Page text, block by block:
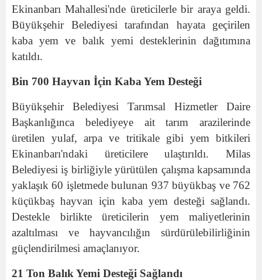
Ekinanbarı Mahallesi'nde üreticilerle bir araya geldi.
Büyükşehir Belediyesi tarafından hayata geçirilen
kaba yem ve balık yemi desteklerinin dağıtımına
katıldı.
Bin 700 Hayvan İçin Kaba Yem Desteği
Büyükşehir Belediyesi Tarımsal Hizmetler Daire
Başkanlığınca belediyeye ait tarım arazilerinde
üretilen yulaf, arpa ve tritikale gibi yem bitkileri
Ekinanbarı'ndaki üreticilere ulaştırıldı. Milas
Belediyesi iş birliğiyle yürütülen çalışma kapsamında
yaklaşık 60 işletmede bulunan 937 büyükbaş ve 762
küçükbaş hayvan için kaba yem desteği sağlandı.
Destekle birlikte üreticilerin yem maliyetlerinin
azaltılması ve hayvancılığın sürdürülebilirliğinin
güçlendirilmesi amaçlanıyor.
21 Ton Balık Yemi Desteği Sağlandı